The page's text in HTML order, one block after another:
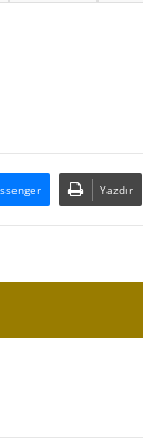
Yazdır